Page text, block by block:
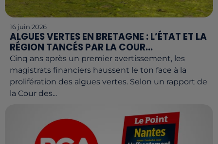
16 juin 2026
ALGUES VERTES EN BRETAGNE : L’ÉTAT ET LA
RÉGION TANCÉS PAR LA COUR...
Cinq ans après un premier avertissement, les
magistrats financiers haussent le ton face à la
prolifération des algues vertes. Selon un rapport de
la Cour des...